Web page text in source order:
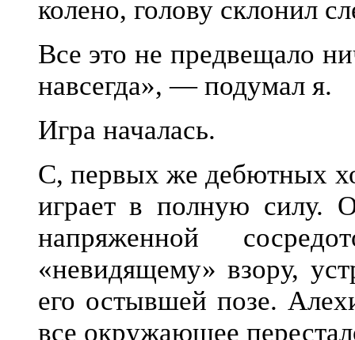
колено, голову склонил
Все это не предвещало
навсегда», — подумал я.
Игра началась.
С, первых же дебютных
играет в полную силу.
напряженной
«невидящему» взору,
его остывшей позе.
все окружающее